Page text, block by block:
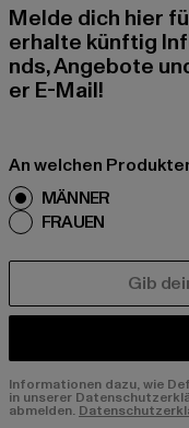
Melde dich hier
erhalte künftig
nds, Angebote
er E-Mail!
An welchen
MÄNNER
FRAUEN
Informationen dazu, wie
in unserer
abmelden.